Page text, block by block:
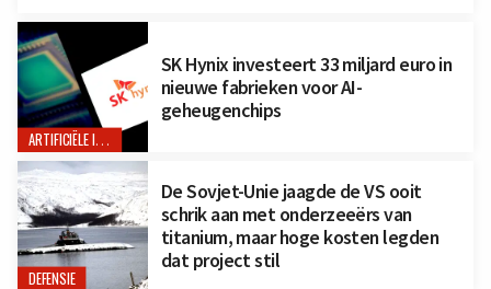
ARTIFICIËLE INTELLIGENTIE
SK Hynix investeert 33 miljard euro in
nieuwe fabrieken voor AI-
geheugenchips
DEFENSIE
De Sovjet-Unie jaagde de VS ooit
schrik aan met onderzeeërs van
titanium, maar hoge kosten legden
dat project stil